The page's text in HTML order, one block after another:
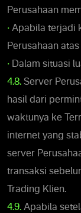
Perusahaan
• Apabila terjadi
Perusahaan
• Dalam situasi
4.8. Server
hasil dari
waktunya ke
internet yang
server
transaksi
Trading Klien.
4.9. Apabila